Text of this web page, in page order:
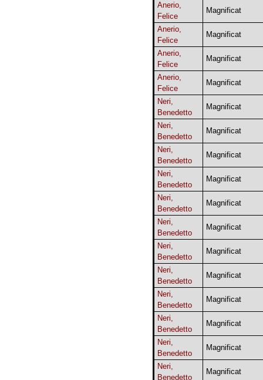
Anerio,
Felice
Magnificat
Anerio,
Felice
Magnificat
Anerio,
Felice
Magnificat
Anerio,
Felice
Magnificat
Neri,
Benedetto
Magnificat
Neri,
Benedetto
Magnificat
Neri,
Benedetto
Magnificat
Neri,
Benedetto
Magnificat
Neri,
Benedetto
Magnificat
Neri,
Benedetto
Magnificat
Neri,
Benedetto
Magnificat
Neri,
Benedetto
Magnificat
Neri,
Benedetto
Magnificat
Neri,
Benedetto
Magnificat
Neri,
Benedetto
Magnificat
Neri,
Benedetto
Magnificat